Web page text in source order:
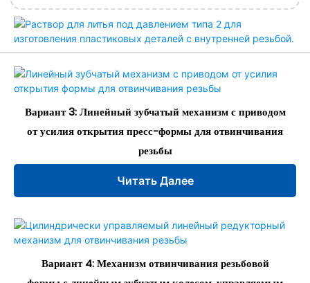
Вариант 3: Линейный зубчатый механизм с приводом
от усилия открытия пресс-формы для отвинчивания
резьбы
Читать Далее
Вариант 4: Механизм отвинчивания резьбовой